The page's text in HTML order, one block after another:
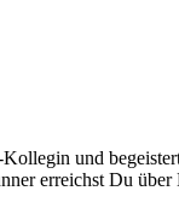
und
erreichst Du